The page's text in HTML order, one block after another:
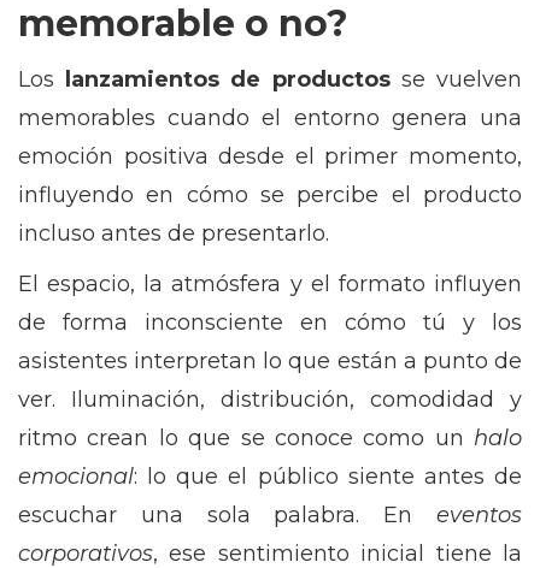
memorable o no?
Los lanzamientos de productosse vuelven
memorables cuando el entorno genera una
emoción positiva desde el primer momento,
influyendo en cómo se percibe el producto
incluso antes de presentarlo.
El espacio, la atmósfera y el formato influyen
de forma inconsciente en cómo tú y los
asistentes interpretan lo que están a punto de
ver. Iluminación, distribución, comodidad y
ritmo crean lo que se conoce como un halo
emocional: lo que el público siente antes de
escuchar una sola palabra. En eventos
corporativos, ese sentimiento inicial tiene la